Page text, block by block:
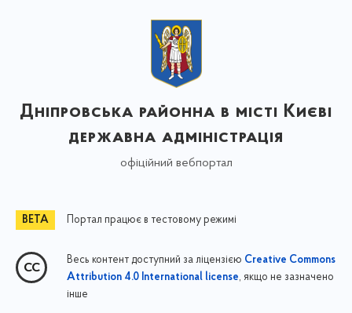
Дніпровська районна в місті Києві
державна адміністрація
офіційний вебпортал
Портал працює в тестовому режимі
Весь контент доступний за ліцензією Creative Commons
Attribution 4.0 International license, якщо не зазначено
інше